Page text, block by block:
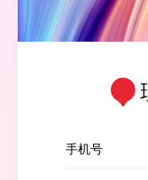
手机号